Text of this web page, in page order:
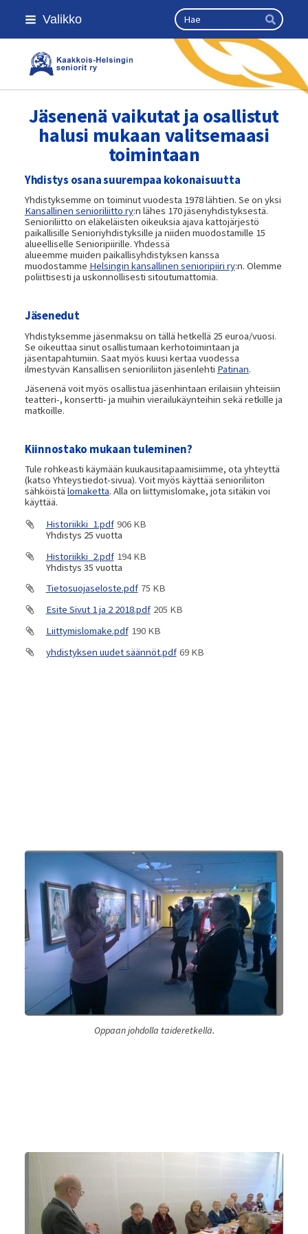
Siirry
sivun
Valikko Haku
Hae
Kaakkois-Helsingin seniorit ry
Jäsenenä vaikutat ja osallistut
halusi mukaan valitsemaasi
toimintaan
Yhdistys osana suurempaa kokonaisuutta
Yhdistyksemme on toiminut vuodesta 1978 lähtien. Se on yksi
Kansallinen senioriliitto ry:n lähes 170 jäsenyhdistyksestä.
Senioriliitto on eläkeläisten oikeuksia ajava kattojärjestö
paikallisille Senioriyhdistyksille ja niiden muodostamille 15
alueelliselle Senioripiirille. Yhdessä
alueemme muiden paikallisyhdistyksen kanssa
muodostamme Helsingin kansallinen senioripiiri ry:n. Olemme
poliittisesti ja uskonnollisesti sitoutumattomia.
Jäsenedut
Yhdistyksemme jäsenmaksu on tällä hetkellä 25 euroa/vuosi.
Se oikeuttaa sinut osallistumaan kerhotoimintaan ja
jäsentapahtumiin. Saat myös kuusi kertaa vuodessa
ilmestyvän Kansallisen senioriliiton jäsenlehti Patinan.
Jäsenenä voit myös osallistua jäsenhintaan erilaisiin yhteisiin
teatteri-, konsertti- ja muihin vierailukäynteihin sekä retkille ja
matkoille.
Kiinnostako mukaan tuleminen?
Tule rohkeasti käymään kuukausitapaamisiimme, ota yhteyttä
(katso Yhteystiedot-sivua). Voit myös käyttää senioriliiton
sähköistä lomaketta. Alla on liittymislomake, jota sitäkin voi
käyttää.
Historiikki_1.pdf 906 KB
Yhdistys 25 vuotta
Historiikki_2.pdf 194 KB
Yhdistys 35 vuotta
Tietosuojaseloste.pdf 75 KB
Esite Sivut 1 ja 2 2018.pdf 205 KB
Liittymislomake.pdf 190 KB
yhdistyksen uudet säännöt.pdf 69 KB
Oppaan johdolla taideretkellä.